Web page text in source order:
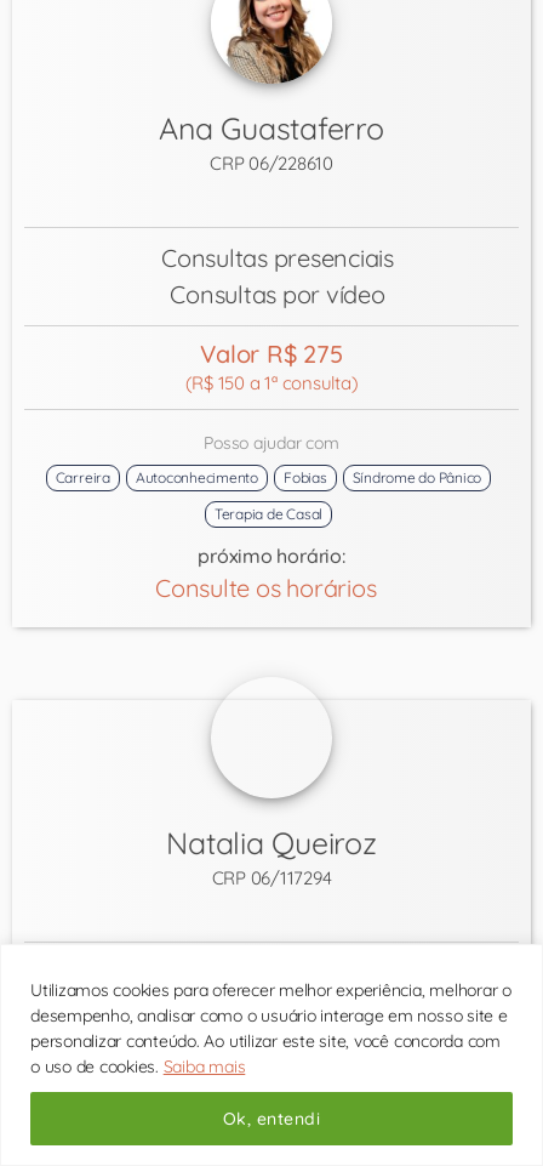
Utilizamos cookies para oferecer melhor experiência, melhorar o
desempenho, analisar como o usuário interage em nosso site e
personalizar conteúdo. Ao utilizar este site, você concorda com
o uso de cookies. Saiba mais
Ok, entendi
Ana Guastaferro
CRP 06/228610
Consultas presenciais
Consultas por vídeo
Valor R$ 275
(R$ 150 a 1ª consulta)
Posso ajudar com
Carreira Autoconhecimento Fobias
Síndrome do Pânico
Terapia de Casal
próximo horário:
Consulte os horários
Natalia Queiroz
CRP 06/117294
Consultas por vídeo
Valor R$ 275
(R$ 150 a 1ª consulta)